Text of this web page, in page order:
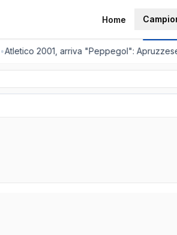
Home
Atletico 2001, arriva "Peppegol": Apruzzese